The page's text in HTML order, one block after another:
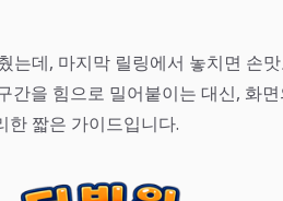
는데, 마지막 릴링에서 놓치면 손
간을 힘으로 밀어붙이는 대신, 화
한 짧은 가이드입니다.